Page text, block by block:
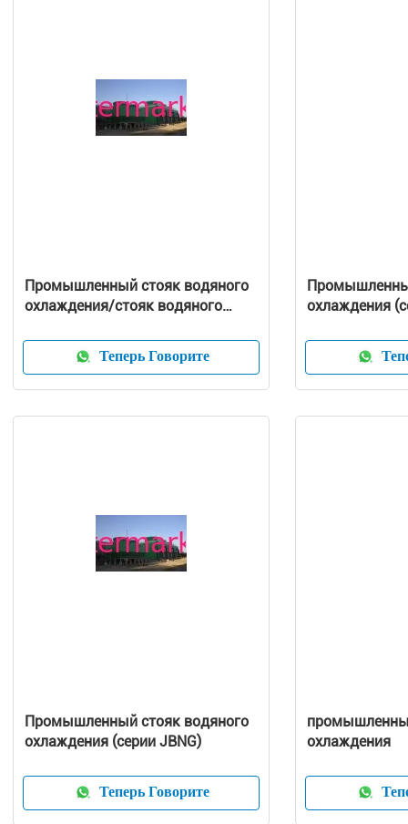
Промышленный стояк водяного
охлаждения/стояк водяного
охлаждения Китая (серии JBNG)
Теперь Говорите
охлаждения
Промышленный стояк водяного
охлаждения (серии JBNG)
Теперь Говорите
охлаждения